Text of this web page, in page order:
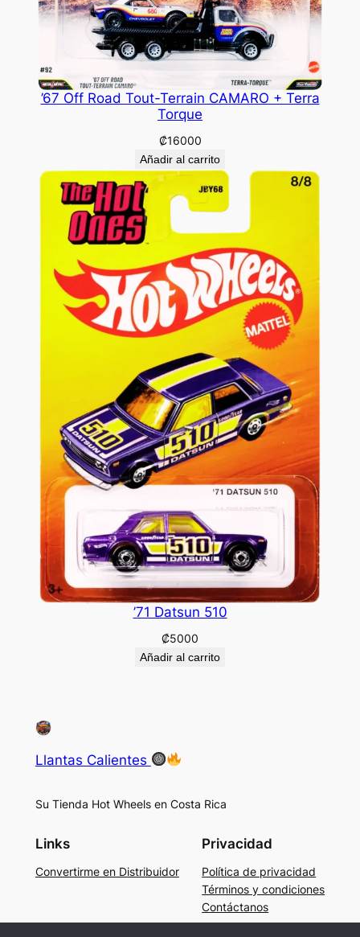
’67 Off Road Tout-Terrain CAMARO + Terra
Torque
₡16000
Añadir al carrito
’71 Datsun 510
₡5000
Añadir al carrito
Llantas Calientes
Su Tienda Hot Wheels en Costa Rica
Links
Convertirme en Distribuidor
Privacidad
Política de privacidad
Términos y condiciones
Contáctanos